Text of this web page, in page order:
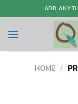
to
content
ADD
HOME /